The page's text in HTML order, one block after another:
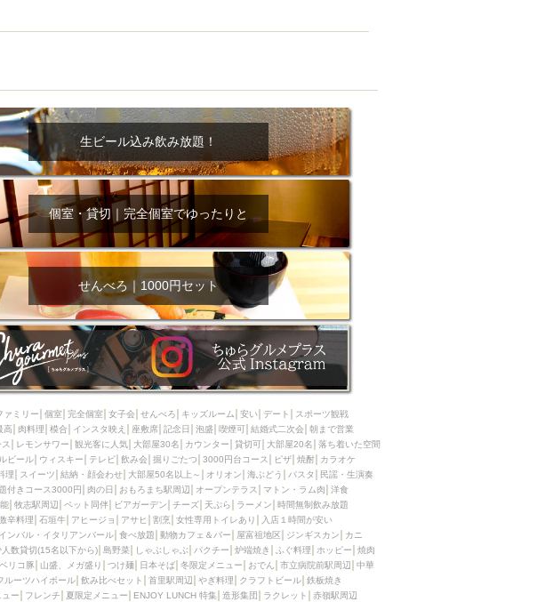
ワー 観光客に人気 大部屋30名
カウンター
司 クリスマス 和食
クーポン
辺 沖縄料理 スイーツ
結納・顔会わせ
演奏 気軽に一杯
店内全面禁煙
燻製料理
美栄橋駅周辺
プンテラス マトン・ラム肉
洋食
景・景色◎ 夜12時以降入店可
サプライズ
天ぷら
時間無制飲み放題
立ち飲み 5000円以上コース 地中海料理
鍋
女性専用トイレあり
入店１時間が安い
焼 ペイディ（給料日）
野菜巻き串
動物カフェ＆バー 屋富祖地区
ジンギスカン
熱燗 生け簀 獺祭 イタリアン
古島駅周辺
しゃぶしゃぶ パクチー 炉端焼き
ふぐ料理
58KACHA-SEA
バイキング（ビュッフェ）
つけ麺 日本そば 冬限定メニュー
おでん
ク プレミアムフライデー
牛串焼き
飲み比べセット 首里駅周辺
やぎ料理
ズタッカルビ 奥武山公園駅周辺
小禄駅周辺
夏限定メニュー ENJOY LUNCH 特集
造形集団
駅周辺
生ビール込み飲み放題！
個室・貸切｜完全個室でゆったりと
せんべろ｜1000円セット
ァミリー 個室 完全個室 女子会 せんべろ キッズルーム 安い デート
スポーツ観戦
高 肉料理 模合 インスタ映え 座敷席 記念日 泡盛 喫煙可 結婚式二次会 朝まで営業
レモンサワー 観光客に人気 大部屋30名 カウンター 貸切可 大部屋20名
落ち着いた空間
ビール ウィスキー テレビ 飲み会 掘りごたつ 3000円台コース ピザ 焼酎
カラオケ
理 スイーツ 結納・顔会わせ 大部屋50名以上～ オリオン 海ぶどう パスタ
民謡・生演奏
付きコース3000円 肉の日 おもろまち駅周辺 オープンテラス マトン・ラム肉
洋食
牧志駅周辺 ペット同伴 ビアガーデン チーズ 天ぷら ラーメン
時間無制飲み放題
辛料理 石垣牛 アヒージョ アサヒ 割烹 女性専用トイレあり
入店１時間が安い
ンバル・イタリアンバール 食べ放題 動物カフェ＆バー 屋富祖地区 ジンギスカン
カニ
人数貸切(15名以下から) 島野菜 しゃぶしゃぶ パクチー 炉端焼き ふぐ料理 ホッピー
焼肉
リコ豚 山盛、メガ盛り つけ麺 日本そば 冬限定メニュー おでん 市立病院前駅周辺
中華
ルーツハイボール 飲み比べセット 首里駅周辺 やぎ料理 クラフトビール 鉄板焼き
ー フレンチ 夏限定メニュー ENJOY LUNCH 特集 造形集団 ラクレット 赤嶺駅周辺